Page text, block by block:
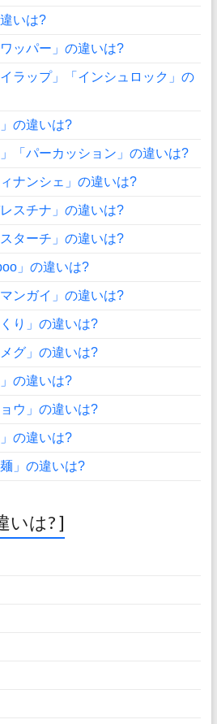
いは?
ッパー」の違いは?
ラップ」「インシュロック」の
の違いは?
「パーカッション」の違いは?
ナンシェ」の違いは?
スチナ」の違いは?
ターチ」の違いは?
」の違いは?
ンガイ」の違いは?
り」の違いは?
グ」の違いは?
の違いは?
ウ」の違いは?
の違いは?
」の違いは?
いは? ]